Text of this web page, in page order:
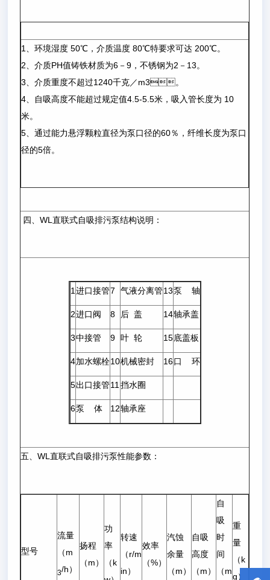
1、环境湿度 50℃，介质温度 80℃特要求可达 200℃。
2、介质PH值铸铁材质为6－9，不锈钢为2－13。
3、介质重度不超过1240千克／m3。
4、自吸高度不能超过规定值4.5-5.5米，吸入管长度为 10
米。
5、通过能力悬浮颗粒直径为泵口径的60％，纤维长度为泵口
径的5倍。
四、WL直联式自吸排污泵结构说明：
1 进口接管7 气液分离管13泵 轴
2进口阀 8 后 盖 14轴承盖
3中接管 9 叶 轮 15底盖板
4加水螺栓10机械密封 16口 环
5出口接管11 挡水圈
6泵 体 12轴承座
五、WL直联式自吸排污泵性能参数：
型号
流量
（m
3/h）
扬程
（m）
功
率
（k
转速
（r/m
in）
效率
（%）
汽蚀
余量
（m）
自吸
高度
（m）
自
吸
时
间
（m
重
量
（k
g）